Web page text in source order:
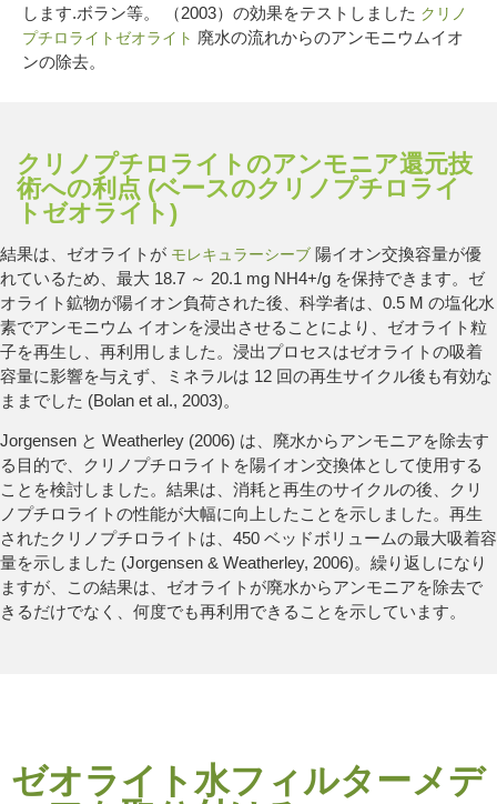
します.ボラン等。 （2003）の効果をテストしました クリノ
プチロライトゼオライト 廃水の流れからのアンモニウムイオ
ンの除去。
クリノプチロライトのアンモニア還元技
術への利点 (ベースのクリノプチロライ
トゼオライト)
結果は、ゼオライトが モレキュラーシーブ 陽イオン交換容量が優
れているため、最大 18.7 ～ 20.1 mg NH4+/g を保持できます。ゼ
オライト鉱物が陽イオン負荷された後、科学者は、0.5 M の塩化水
素でアンモニウム イオンを浸出させることにより、ゼオライト粒
子を再生し、再利用しました。浸出プロセスはゼオライトの吸着
容量に影響を与えず、ミネラルは 12 回の再生サイクル後も有効な
ままでした (Bolan et al., 2003)。
Jorgensen と Weatherley (2006) は、廃水からアンモニアを除去す
る目的で、クリノプチロライトを陽イオン交換体として使用する
ことを検討しました。結果は、消耗と再生のサイクルの後、クリ
ノプチロライトの性能が大幅に向上したことを示しました。再生
されたクリノプチロライトは、450 ベッドボリュームの最大吸着容
量を示しました (Jorgensen & Weatherley, 2006)。繰り返しになり
ますが、この結果は、ゼオライトが廃水からアンモニアを除去で
きるだけでなく、何度でも再利用できることを示しています。
ゼオライト水フィルターメデ